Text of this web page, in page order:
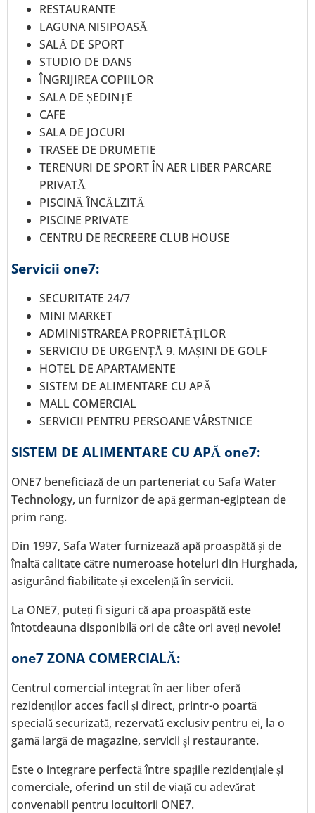
RESTAURANTE
LAGUNA NISIPOASĂ
SALĂ DE SPORT
STUDIO DE DANS
ÎNGRIJIREA COPIILOR
SALA DE ȘEDINȚE
CAFE
SALA DE JOCURI
TRASEE DE DRUMETIE
TERENURI DE SPORT ÎN AER LIBER PARCARE
PRIVATĂ
PISCINĂ ÎNCĂLZITĂ
PISCINE PRIVATE
CENTRU DE RECREERE CLUB HOUSE
Servicii one7:
SECURITATE 24/7
MINI MARKET
ADMINISTRAREA PROPRIETĂȚILOR
SERVICIU DE URGENȚĂ 9. MAȘINI DE GOLF
HOTEL DE APARTAMENTE
SISTEM DE ALIMENTARE CU APĂ
MALL COMERCIAL
SERVICII PENTRU PERSOANE VÂRSTNICE
SISTEM DE ALIMENTARE CU APĂ one7:
ONE7 beneficiază de un parteneriat cu Safa Water
Technology, un furnizor de apă german-egiptean de
prim rang.
Din 1997, Safa Water furnizează apă proaspătă și de
înaltă calitate către numeroase hoteluri din Hurghada,
asigurând fiabilitate și excelență în servicii.
La ONE7, puteți fi siguri că apa proaspătă este
întotdeauna disponibilă ori de câte ori aveți nevoie!
one7 ZONA COMERCIALĂ:
Centrul comercial integrat în aer liber oferă
rezidenților acces facil și direct, printr-o poartă
specială securizată, rezervată exclusiv pentru ei, la o
gamă largă de magazine, servicii și restaurante.
Este o integrare perfectă între spațiile rezidențiale și
comerciale, oferind un stil de viață cu adevărat
convenabil pentru locuitorii ONE7.